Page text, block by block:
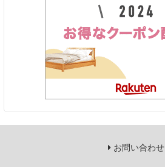
お問い合わせ